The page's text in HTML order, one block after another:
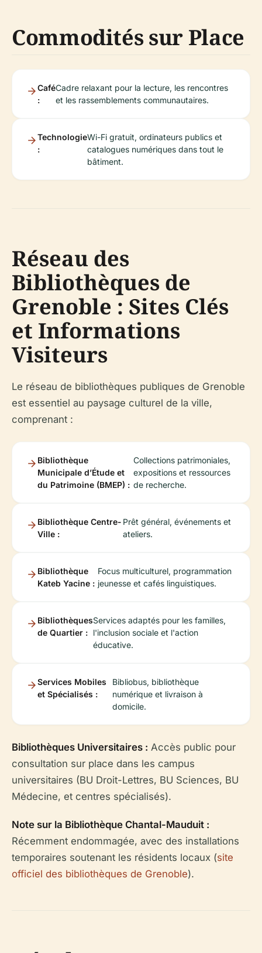
Commodités sur Place
Café
:
Cadre relaxant pour la lecture, les rencontres
et les rassemblements communautaires.
Technologie
:
Wi-Fi gratuit, ordinateurs publics et
catalogues numériques dans tout le
bâtiment.
Réseau des
Bibliothèques de
Grenoble : Sites Clés
et Informations
Visiteurs
Le réseau de bibliothèques publiques de Grenoble
est essentiel au paysage culturel de la ville,
comprenant :
Bibliothèque
Municipale d’Étude et
du Patrimoine (BMEP) :
Collections patrimoniales,
expositions et ressources
de recherche.
Bibliothèque Centre-
Ville :
Prêt général, événements et
ateliers.
Bibliothèque
Kateb Yacine :
Focus multiculturel, programmation
jeunesse et cafés linguistiques.
Bibliothèques
de Quartier :
Services adaptés pour les familles,
l'inclusion sociale et l'action
éducative.
Services Mobiles
et Spécialisés :
Bibliobus, bibliothèque
numérique et livraison à
domicile.
Bibliothèques Universitaires : Accès public pour
consultation sur place dans les campus
universitaires (BU Droit-Lettres, BU Sciences, BU
Médecine, et centres spécialisés).
Note sur la Bibliothèque Chantal-Mauduit :
Récemment endommagée, avec des installations
temporaires soutenant les résidents locaux (site
officiel des bibliothèques de Grenoble).